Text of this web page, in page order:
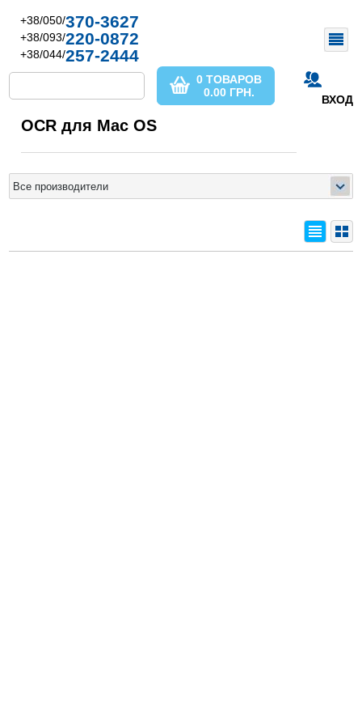
+38/050/370-3627
+38/093/220-0872
+38/044/257-2444
ВХОД
0 ТОВАРОВ
0.00 ГРН.
OCR для Mac OS